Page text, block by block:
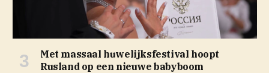
Met massaal huwelijksfestival hoopt
Rusland op een nieuwe babyboom